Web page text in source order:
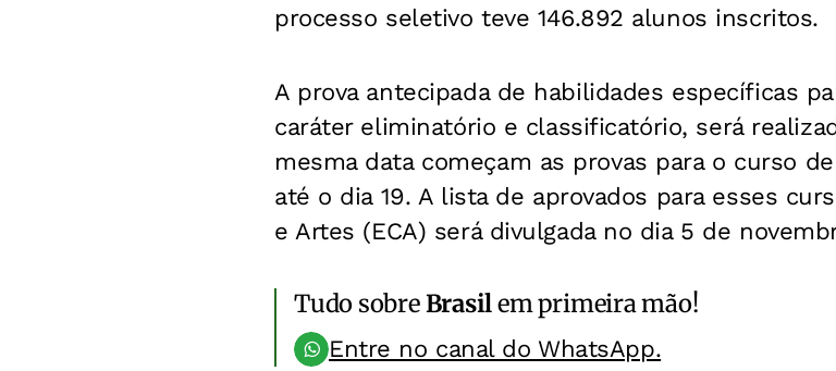
processo seletivo teve 146.892 alunos inscritos.
A prova antecipada de habilidades específicas
caráter eliminatório e classificatório, será
mesma data começam as provas para o curso
até o dia 19. A lista de aprovados para esses
e Artes (ECA) será divulgada no dia 5 de
Tudo sobreBrasilem primeira mão!
Entre no canal do WhatsApp.